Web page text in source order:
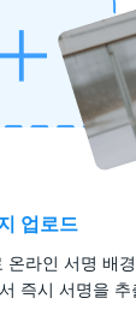
업로드
온라인 서명 배
즉시 서명을 추